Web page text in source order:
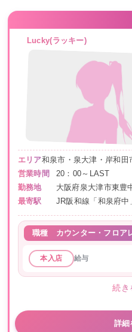
Lucky(ラッキー)
エリア和泉市・泉大津・岸和田
営業時間
20：00～LAST
勤務地
大阪府泉大津市東
最寄駅
JR阪和線「和泉府中
職種 カウンター・フロア
本入店 給与
続き
詳細